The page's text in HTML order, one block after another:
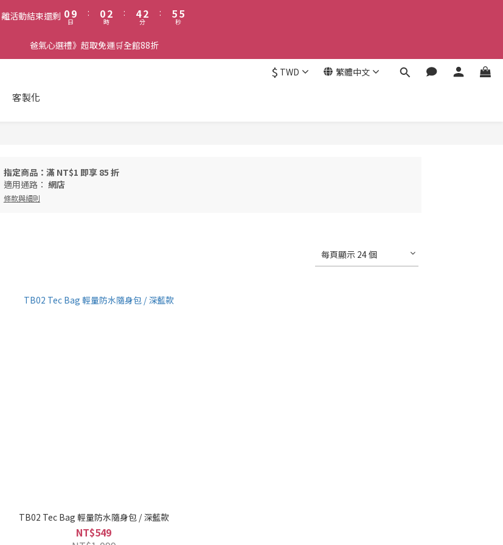
離活動結束還剩 09
8
7
6
日
:
02
1
0
時
:
4
3
2
1
2
1
0
分
:
5
4
5
4
秒
爸氣心選禮》超取免運🛒全館88折
$ TWD 繁體中文
客製化
指定商品：滿 NT$1 即享 85 折
適用通路： 網店
條款與細則
每頁顯示 24 個
TB02 Tec Bag 輕量防水隨身包 / 深藍款
NT$549